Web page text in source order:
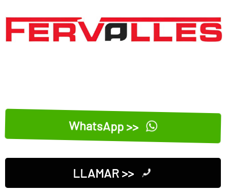
WhatsApp >>
LLAMAR >>